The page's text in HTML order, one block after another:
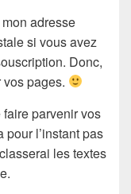
adresse
si vous avez
Donc,
vos pages.
faire parvenir vos
pour l’instant pas
les textes